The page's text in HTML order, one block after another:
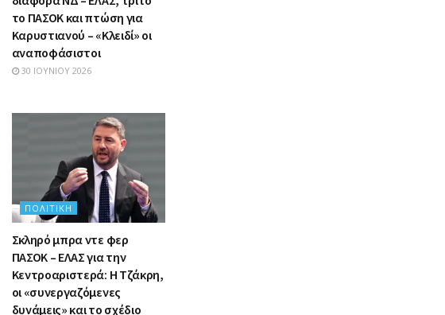
το ΠΑΣΟΚ και πτώση για
Καρυστιανού – «Κλειδί» οι
αναποφάσιστοι
30 ΙΟΥΝΊΟΥ 2026
ΠΟΛΙΤΙΚΉ
Σκληρό μπρα ντε φερ
ΠΑΣΟΚ – ΕΛΑΣ για την
Κεντροαριστερά: Η Τζάκρη,
οι «συνεργαζόμενες
δυνάμεις» και το σχέδιο